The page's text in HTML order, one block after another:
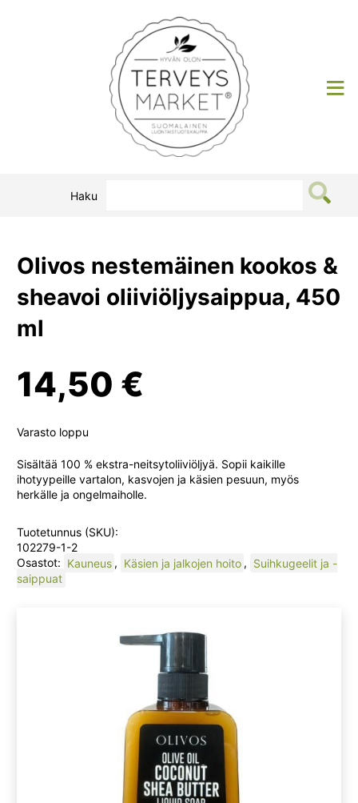
Terveysmarket
Haku
Olivos nestemäinen kookos &
sheavoi oliiviöljysaippua, 450
ml
14,50 €
Varasto loppu
Sisältää 100 % ekstra-neitsytoliiviöljyä. Sopii kaikille
ihotyypeille vartalon, kasvojen ja käsien pesuun, myös
herkälle ja ongelmaiholle.
Tuotetunnus (SKU):
102279-1-2
Osastot: Kauneus , Käsien ja jalkojen hoito , Suihkugeelit ja -
saippuat